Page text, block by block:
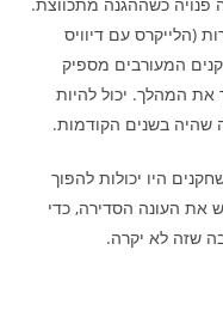
(הלייקרס עם דיוויס
המעורבים מספיק
את המהלך. יכול להיות
שהיה בשנים הקודמות.
היו יכולות להפוך
את העונה הסדירה, כדי
שזה לא יקרה.